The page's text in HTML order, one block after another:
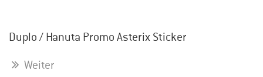
Duplo / Hanuta Promo Asterix Sticker
Weiter